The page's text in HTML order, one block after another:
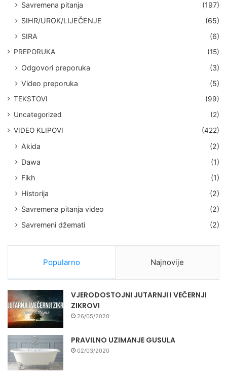
Savremena pitanja
(197)
SIHR/UROK/LIJEČENJE
(65)
SIRA
(6)
PREPORUKA (15)
Odgovori preporuka
(3)
Video preporuka
(5)
TEKSTOVI
(99)
Uncategorized
(2)
VIDEO KLIPOVI
(422)
Akida
(2)
Dawa
(1)
Fikh
(1)
Historija
(2)
Savremena pitanja video
(2)
Savremeni džemati
(2)
Popularno Najnovije
VJERODOSTOJNI JUTARNJI I VEČERNJI
ZIKROVI
26/05/2020
PRAVILNO UZIMANJE GUSULA
02/03/2020